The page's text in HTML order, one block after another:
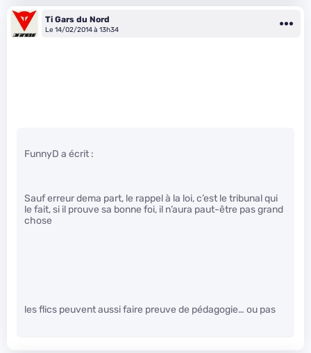
Ti Gars du Nord
Le 14/02/2014 à 13h34
FunnyD a écrit :
Sauf erreur dema part, le rappel à la loi, c’est le tribunal qui
le fait, si il prouve sa bonne foi, il n’aura paut-être pas grand
chose
les flics peuvent aussi faire preuve de pédagogie… ou pas